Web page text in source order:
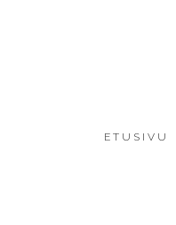
ETUSIVU